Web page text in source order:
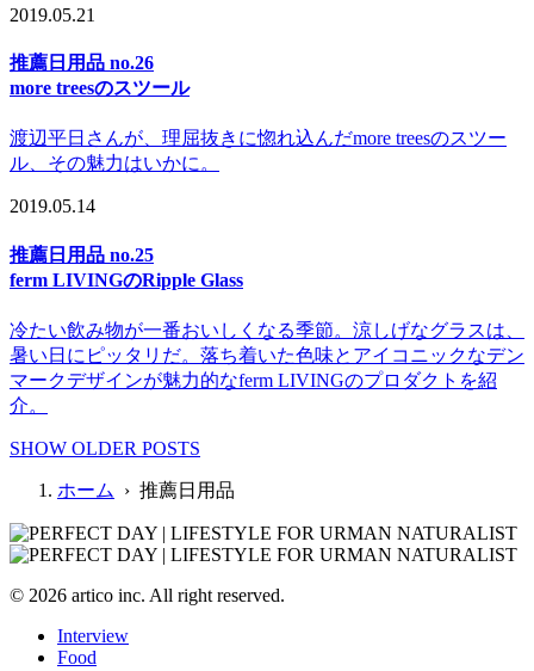
2019.05.21
推薦日用品 no.26
more treesのスツール
渡辺平日さんが、理屈抜きに惚れ込んだmore treesのスツー
ル、その魅力はいかに。
2019.05.14
推薦日用品 no.25
ferm LIVINGのRipple Glass
冷たい飲み物が一番おいしくなる季節。涼しげなグラスは、
暑い日にピッタリだ。落ち着いた色味とアイコニックなデン
マークデザインが魅力的なferm LIVINGのプロダクトを紹
介。
SHOW OLDER POSTS
ホーム › 推薦日用品
© 2026 artico inc. All right reserved.
Interview
Food